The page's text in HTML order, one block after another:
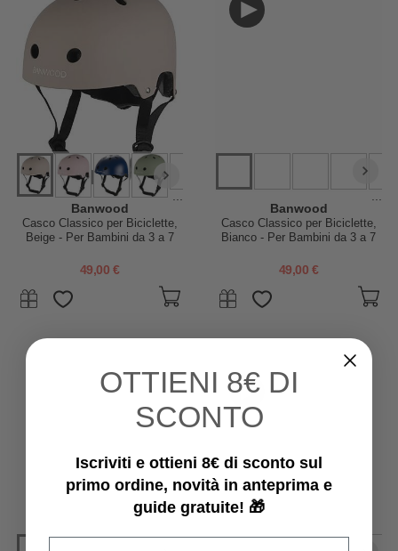
...
Banwood
Casco Classico per Biciclette,
Beige - Per Bambini da 3 a 7
49,00 €
...
Banwood
Casco Classico per Biciclette,
Bianco - Per Bambini da 3 a 7
49,00 €
OTTIENI 8€ DI
SCONTO
Iscriviti e ottieni 8€ di sconto sul
primo ordine, novità in anteprima e
guide gratuite! 🎁